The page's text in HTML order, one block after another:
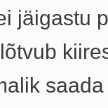
jäigastu